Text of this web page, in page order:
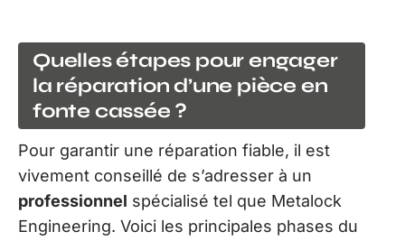
Quelles étapes pour engager
la réparation d’une pièce en
fonte cassée ?
Pour garantir une réparation fiable, il est
vivement conseillé de s’adresser à un
professionnel spécialisé tel que Metalock
Engineering. Voici les principales phases du